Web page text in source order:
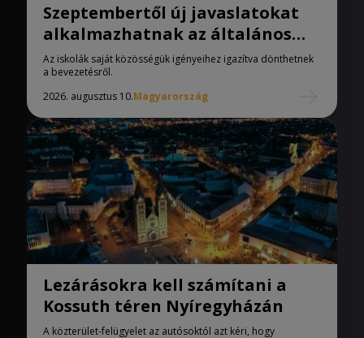
Szeptembertől új javaslatokat
alkalmazhatnak az általános
iskolák
Az iskolák saját közösségük igényeihez igazítva dönthetnek
a bevezetésről.
2026. augusztus 10.Magyarország
Lezárásokra kell számítani a
Kossuth téren Nyíregyházán
A közterület-felügyelet az autósoktól azt kéri, hogy